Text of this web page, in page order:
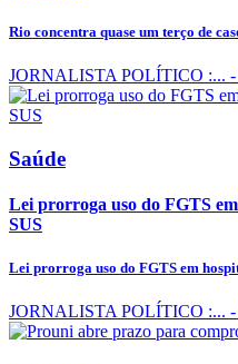
Rio concentra quase um terço de
JORNALISTA POLÍTICO :...
Saúde
Lei prorroga uso do FGTS
SUS
Lei prorroga uso do FGTS em
JORNALISTA POLÍTICO :...